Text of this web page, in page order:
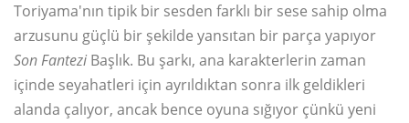
Toriyama'nın tipik bir sesden farklı bir sese sahip olma
arzusunu güçlü bir şekilde yansıtan bir parça yapıyor
Son Fantezi Başlık. Bu şarkı, ana karakterlerin zaman
içinde seyahatleri için ayrıldıktan sonra ilk geldikleri
alanda çalıyor, ancak bence oyuna sığıyor çünkü yeni